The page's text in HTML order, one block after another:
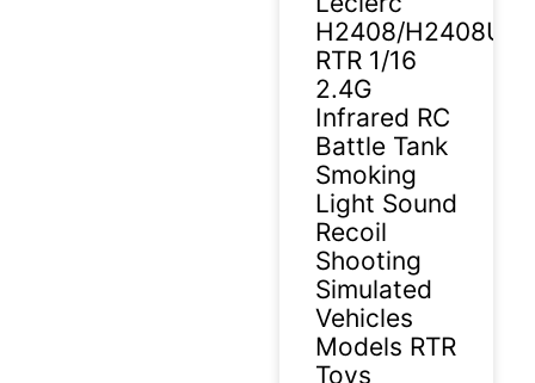
H2408/H2408U/
RTR 1/16
2.4G
Infrared RC
Battle Tank
Smoking
Light Sound
Recoil
Shooting
Simulated
Vehicles
Models RTR
Toys